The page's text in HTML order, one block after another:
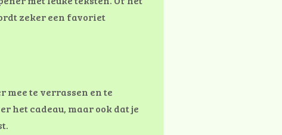
zeker een favoriet
mee te verrassen en te
het cadeau, maar ook dat je